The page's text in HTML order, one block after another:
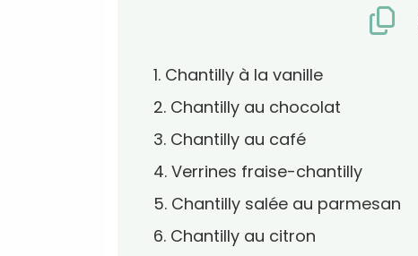
1. Chantilly à la vanille
2. Chantilly au chocolat
3. Chantilly au café
4. Verrines fraise-chantilly
5. Chantilly salée au parmesan
6. Chantilly au citron